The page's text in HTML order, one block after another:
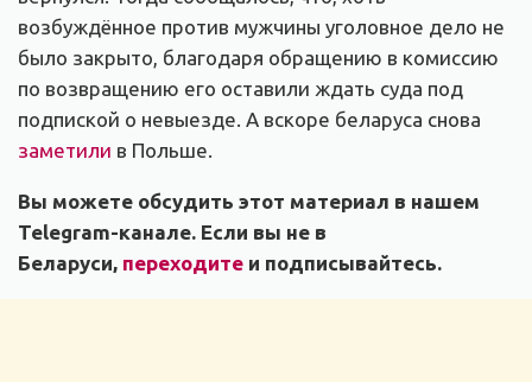
возбуждённое против мужчины уголовное дело не
было закрыто, благодаря обращению в комиссию
по возвращению его оставили ждать суда под
подпиской о невыезде. А вскоре беларуса снова
заметили в Польше.
Вы можете обсудить этот материал в нашем
Telegram-канале. Если вы не в
Беларуси, переходите и подписывайтесь.